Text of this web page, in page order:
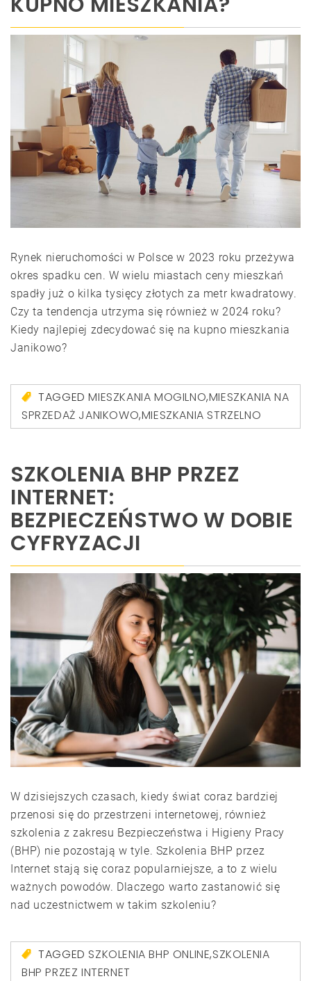
Rynek nieruchomości w Polsce w 2023 roku przeżywa
okres spadku cen. W wielu miastach ceny mieszkań
spadły już o kilka tysięcy złotych za metr kwadratowy.
Czy ta tendencja utrzyma się również w 2024 roku?
Kiedy najlepiej zdecydować się na kupno mieszkania
Janikowo?
TAGGEDMIESZKANIA MOGILNO,MIESZKANIA NA
SPRZEDAŻ JANIKOWO,MIESZKANIA STRZELNO
SZKOLENIA BHP PRZEZ
INTERNET:
BEZPIECZEŃSTWO W DOBIE
CYFRYZACJI
W dzisiejszych czasach, kiedy świat coraz bardziej
przenosi się do przestrzeni internetowej, również
szkolenia z zakresu Bezpieczeństwa i Higieny Pracy
(BHP) nie pozostają w tyle. Szkolenia BHP przez
Internet stają się coraz popularniejsze, a to z wielu
ważnych powodów. Dlaczego warto zastanowić się
nad uczestnictwem w takim szkoleniu?
TAGGED SZKOLENIA BHP ONLINE,SZKOLENIA
BHP PRZEZ INTERNET